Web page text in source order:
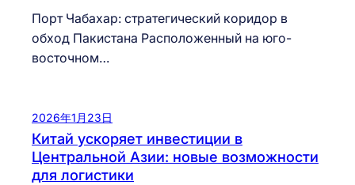
Порт Чабахар: стратегический коридор в
обход Пакистана Расположенный на юго-
восточном…
2026年1月23日
Китай ускоряет инвестиции в
Центральной Азии: новые возможности
для логистики